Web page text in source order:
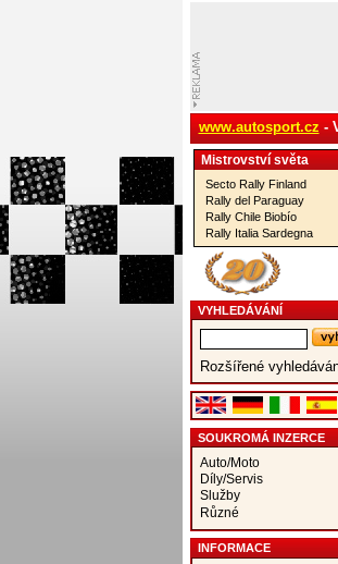
www.autosport.cz -
Mistrovství­ světa
Secto Rally Finland
Rally del Paraguay
Rally Chile Biobío
Rally Italia Sardegna
VYHLEDÁVÁNÍ
Rozšířené
SOUKROMÁ INZERCE
Auto/Moto
Díly/Servis
Služby
Různé
INFORMACE